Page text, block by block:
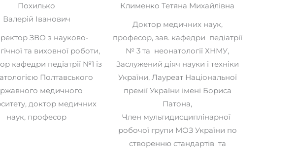
Похилько
Валерій Іванович
ЗВО з науково-
та виховної роботи,
кафедри педіатрії №1 із
Полтавського
медичного
доктор медичних
наук, професор
Клименко Тетяна Михайлівна
Доктор медичних наук,
професор, зав. кафедри педіатрії
№ 3 та неонатології ХНМУ,
Заслужений діяч науки і техніки
України, Лауреат Національної
премії України імені Бориса
Патона,
Член мультидисциплінарної
робочої групи МОЗ України по
створенню стандартів та